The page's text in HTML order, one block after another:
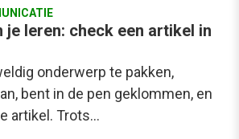
je leren: check een artikel in
onderwerp te pakken,
bent in de pen geklommen, en
artikel. Trots…